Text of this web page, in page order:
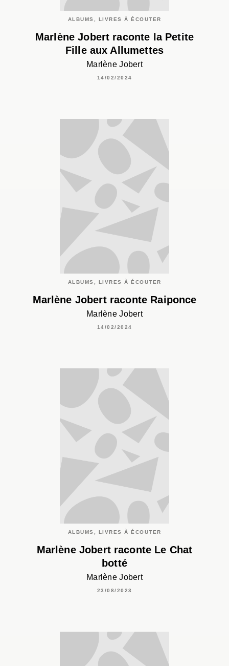
ALBUMS, LIVRES À ÉCOUTER
Marlène Jobert raconte la Petite
Fille aux Allumettes
Marlène Jobert
14/02/2024
ALBUMS, LIVRES À ÉCOUTER
Marlène Jobert raconte Raiponce
Marlène Jobert
14/02/2024
ALBUMS, LIVRES À ÉCOUTER
Marlène Jobert raconte Le Chat
botté
Marlène Jobert
23/08/2023